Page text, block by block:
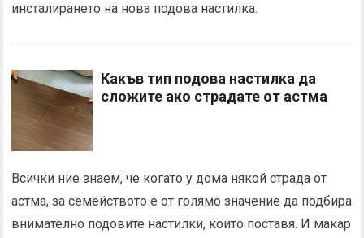
инсталирането на нова подова настилка.
Какъв тип подова настилка да
сложите ако страдате от астма
Всички ние знаем, че когато у дома някой страда от
астма, за семейството е от голямо значение да подбира
внимателно подовите настилки, които поставя. И макар